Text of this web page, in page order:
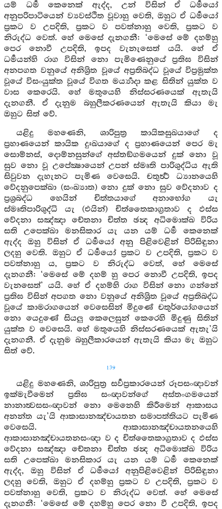
යම් ධර්‍ම කෙනෙක් ඇද්ද, උන් විසින් ඒ ධර්‍මයෝ
අනුපරිපාටියෙන් ව්‍යවස්ථිත වූවාහු වෙති, ඔහුට ඒ ධර්‍මයෝ
ප්‍රකට ව උපදිති, ප්‍රකට ව පවත්නාහු වෙති, ප්‍රකට ව
නිරුද්ධ වෙත්. හේ මෙසේ දැනගනී: ‘මෙසේ මේ දහම්හු
පෙර නොවී උපදිති, ඉපද වැනැසෙත් යයි. හේ ඒ
ධර්‍මයන්හි රාග විසින් නො පැමිණෙනුයේ ප්‍රතිඝ විසින්
අනපගත වනුයේ අනිශ්‍රිත වූයේ අප්‍රතිබද්ධ වූයේ විප්‍රමුක්ත
වූයේ විසංයුක්ත වූයේ විගත මර්‍ය්‍යාදා කළ සිතින් යුක්ත ව
වාස කෙරෙයි. හේ මතුයෙහි නිස්සරණයෙක් ඇතැයි
දැනගනී. ඒ දැනුම බහුලීකරණයෙන් ඇතැයි කියා මැ
ඔහුට සිත් වේ.
යළිදු මහණෙනි, ශාරිපුත්‍ර කායිකසුඛයාගේ ද
ප්‍රහාණයෙන් කායික දුඃඛයාගේ ද ප්‍රහාණයෙන් පෙර මැ
සොම්නස්, දොම්නසුන්ගේ අස්තඞ්ගමයෙන් දුක් නො වූ
සුව නො වූ උපේක්‍ෂායෙන් උපන් ස්මෘති පාරිශුද්ධිය ඇති
සිවුවන දැහැනට පැමිණ වෙසෙයි. චතුර්‍ත්‍ථ ධ්‍යානයෙහි
වේදනුපෙක්ඛා (සංඛ්‍යාත) නො දුක් නො සුව වේදනාව ද
ප්‍රශ්‍රබද්ධ හෙයින් චිත්තයාගේ අනාභෝග යැ
ස්මෘතිපාරිශුද්ධි යැ (එයින්) චිත්තෛකාග්‍රතාව ද ඵස්ස
වේදනා සඤ්ඤා චේතනා චිත්ත ඡන්‍ද අධිමොක්ඛ විරිය
සති උපෙක්ඛා මනසිකාර යැ යන යම් ධර්‍ම කෙනෙක්
ඇද්ද ඔහු විසින් ඒ ධර්‍මයෝ අනු පිළිවෙළින් පිරිසිඳුනා
ලදහු වෙති. ඔහුට ඒ ධර්‍මයෝ ප්‍රකට ව උපදිති, ප්‍රකට ව
පවත්නාහු ය, ප්‍රකට ව නිරුද්ධ වෙත්, හේ මෙසේ
දැනගනී: ‘මෙසේ මේ දහම් හු පෙර නොවී උපදිති, ඉපද
වැනසෙත්’ යයි. හේ ඒ දහම්හි රාග විසින් නො ගන්නේ
ප්‍රතිඝ විසින් අපගත නො වනුයේ අනිශ්‍රිත වූයේ අප්‍රතිබද්ධ
වූයේ කාමරාගයෙන් වෙසෙසින් මිදුණේ චතුර්යෝගයෙන්
නො යෙදුණේ සියලු කෙලෙසුන් කෙරෙහි මිදුණු සිතින්
යුක්ත ව වෙසෙයි. හේ මතුයෙහි නිස්සරණයෙක් ඇතැ’යි
දැනගනී. ඒ දැනුම බහුලීකාරයෙන් ඇතැයි කියා මැ ඔහුට
සිත් වේ.
139
යළිදු මහණෙනි, ශාරිපුත්‍ර සර්‍වප්‍රකාරයෙන් රූපසංඥාවන්
ඉක්මැවීමෙන් ප්‍රතිඝ සංඥාවන්ගේ අස්තංගමයෙන්
නානාත්‍වසසංඥාවන් නො මෙනෙහි කිරීමෙන් ආකාසය
අනන්ත යැ’යි ආකාසානඤ්චායතන සමාපත්තියට පැමිණ
වෙසෙයි. ආකාසානඤ්චායතනයෙහි
ආකාසානඤ්චායතනසංඥා ව ද චිත්තෛකාග්‍රතාව ද ඵස්ස
වේදනා සඤ්ඤා චේතනා චිත්ත ඡන්‍ද අධිමොක්ඛ විරිය
සති උපෙක්ඛා මනසිකාර යැ යන යම් ධර්‍ම කෙනෙක්
ඇද්ද, ඔහු විසින් ඒ ධර්‍මයෝ අනුපිළිවෙළින් පිරිසිඳුනා
ලදහු වෙති, ඔහුට ඒ දහම්හු ප්‍රකට ව උපදිති, ප්‍රකට ව
පවත්නාහු වෙති, ප්‍රකට ව නිරුද්ධ වෙත්. හේ මෙසේ
දැනගනී: ‘මෙසේ මේ දහම්හු පෙර නො වී උපදිති, ඉපද